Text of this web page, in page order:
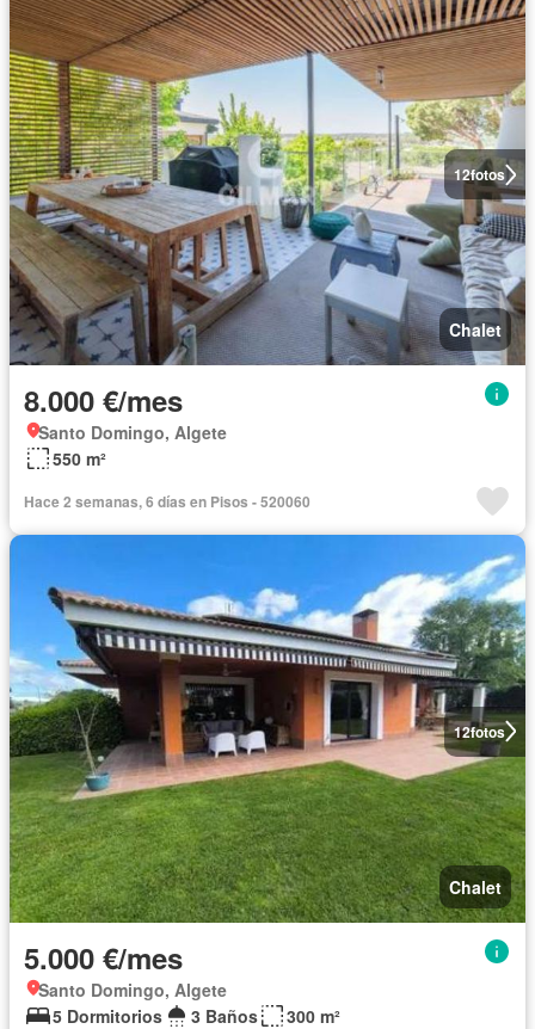
12fotos
Chalet
8.000 €/mes
Santo Domingo, Algete
550 m²
Hace 2 semanas, 6 días en Pisos - 520060
12fotos
Chalet
5.000 €/mes
Santo Domingo, Algete
5 Dormitorios
3 Baños
300 m²